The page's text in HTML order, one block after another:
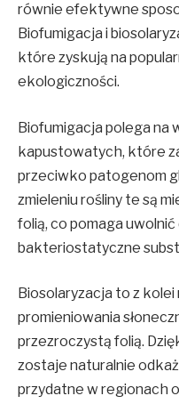
równie efektywne
Biofumigacja i
które zyskują na
ekologiczności.
Biofumigacja polega na
kapustowatych, które
przeciwko patogenom
zmieleniu rośliny te są
folią, co pomaga
bakteriostatyczne
Biosolaryzacja to z
promieniowania
przezroczystą folią.
zostaje naturalnie
przydatne w regionach